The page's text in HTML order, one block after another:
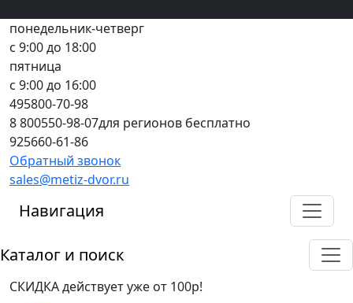
понедельник-четверг
с 9:00 до 18:00
пятница
с 9:00 до 16:00
495800-70-98
8 800550-98-07для регионов бесплатно
925660-61-86
Обратный звонок
sales@metiz-dvor.ru
Навигация
Каталог и поиск
СКИДКА действует уже от 100р!